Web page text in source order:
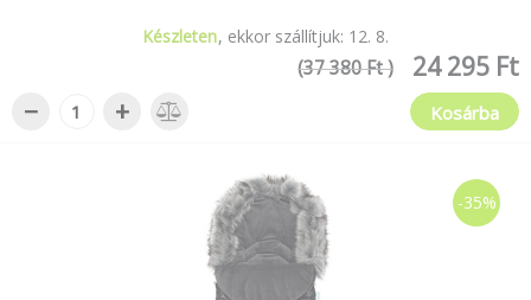
Készleten ekkor szállítjuk: 12. 8.
24 295 Ft
(37 380 Ft )
− + Kosárba
-35%